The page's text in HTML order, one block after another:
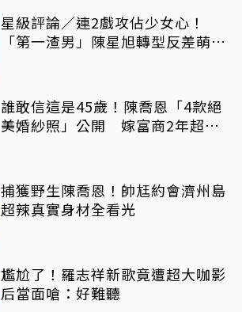
星級評論／連2戲攻佔少女心！
「第一渣男」陳星旭轉型反差萌霸
誰敢信這是45歲！陳喬恩「4款絕
美婚紗照」公開 嫁富商2年超強
捕獲野生陳喬恩！帥尪約會濟州島
超辣真實身材全看光
尷尬了！羅志祥新歌竟遭超大咖影
后當面嗆：好難聽